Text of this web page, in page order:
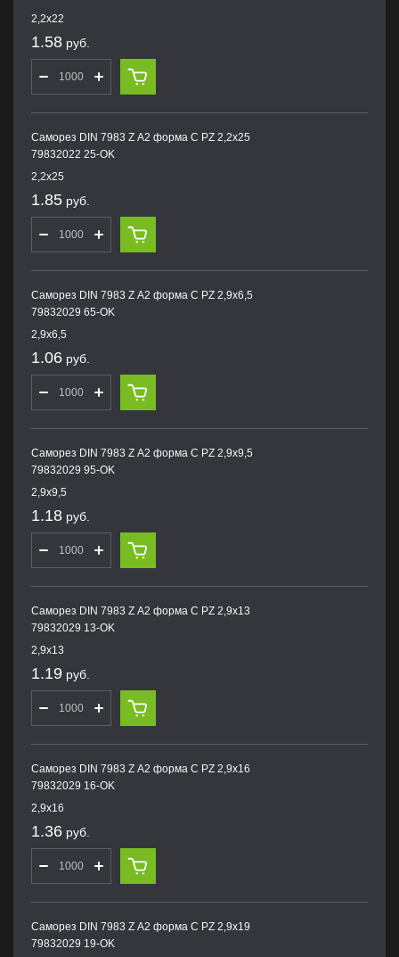
2,2х22
1.58 руб.
Саморез DIN 7983 Z А2 форма С PZ 2,2х25
79832022 25-OK
2,2х25
1.85 руб.
Саморез DIN 7983 Z А2 форма С PZ 2,9х6,5
79832029 65-OK
2,9х6,5
1.06 руб.
Саморез DIN 7983 Z А2 форма С PZ 2,9х9,5
79832029 95-OK
2,9х9,5
1.18 руб.
Саморез DIN 7983 Z А2 форма С PZ 2,9х13
79832029 13-OK
2,9х13
1.19 руб.
Саморез DIN 7983 Z А2 форма С PZ 2,9х16
79832029 16-OK
2,9х16
1.36 руб.
Саморез DIN 7983 Z А2 форма С PZ 2,9х19
79832029 19-OK